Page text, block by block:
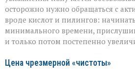
осторожно нужно обращаться с
вроде кислот и пилингов:
минимального времени,
и только потом постепенно
Цена чрезмерной «чистоты»